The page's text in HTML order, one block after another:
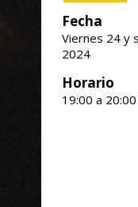
Fecha
Viernes 24 y
2024
Horario
19:00 a 20:00